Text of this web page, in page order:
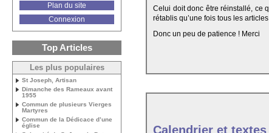
Celui doit donc être réinstallé, ce
rétablis qu’une fois tous les
Donc un peu de patience ! Merci
Calendrier et
Plan du site
Connexion
Top Articles
Les plus populaires
St Joseph, Artisan
Dimanche des Rameaux avant
1955
Commun de plusieurs Vierges
Martyres
Commun de la Dédicace d’une
église